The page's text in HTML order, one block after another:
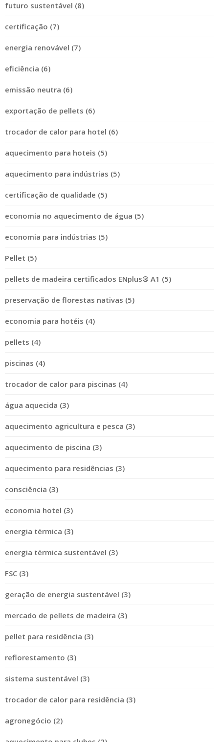
futuro sustentável (8)
certificação (7)
energia renovável (7)
eficiência (6)
emissão neutra (6)
exportação de pellets (6)
trocador de calor para hotel (6)
aquecimento para hoteis (5)
aquecimento para indústrias (5)
certificação de qualidade (5)
economia no aquecimento de água (5)
economia para indústrias (5)
Pellet (5)
pellets de madeira certificados ENplus® A1 (5)
preservação de florestas nativas (5)
economia para hotéis (4)
pellets (4)
piscinas (4)
trocador de calor para piscinas (4)
água aquecida (3)
aquecimento agricultura e pesca (3)
aquecimento de piscina (3)
aquecimento para residências (3)
consciência (3)
economia hotel (3)
energia térmica (3)
energia térmica sustentável (3)
FSC (3)
geração de energia sustentável (3)
mercado de pellets de madeira (3)
pellet para residência (3)
reflorestamento (3)
sistema sustentável (3)
trocador de calor para residência (3)
agronegócio (2)